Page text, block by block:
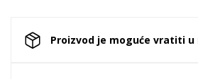
Proizvod je moguće vratiti u